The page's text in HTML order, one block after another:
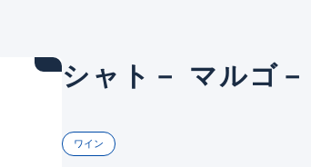
シャト－ マルゴ
ワイン